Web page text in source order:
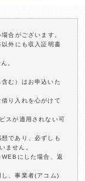
合がございます。
外にも収入証明書
。
む）はお申込いた
り入れを心がけて
スが適用されない可
であり、必ずしも
ません。
にした場合、返
、事業者(アコム)